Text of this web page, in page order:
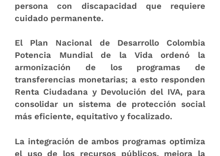
persona con discapacidad que requiere
cuidado permanente.
El Plan Nacional de Desarrollo Colombia
Potencia Mundial de la Vida ordenó la
armonización de los programas de
transferencias monetarias; a esto responden
Renta Ciudadana y Devolución del IVA, para
consolidar un sistema de protección social
más eficiente, equitativo y focalizado.
La integración de ambos programas optimiza
el uso de los recursos públicos, mejora la